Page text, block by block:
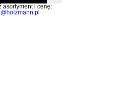
asortyment i cenę: